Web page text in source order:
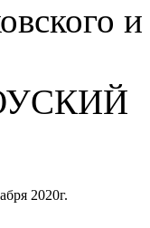
2020г.